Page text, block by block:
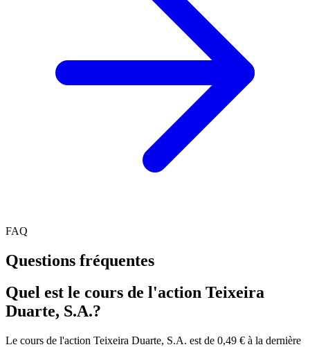
FAQ
Questions fréquentes
Quel est le cours de l'action Teixeira
Duarte, S.A.?
Le cours de l'action Teixeira Duarte, S.A. est de 0,49 € à la dernière